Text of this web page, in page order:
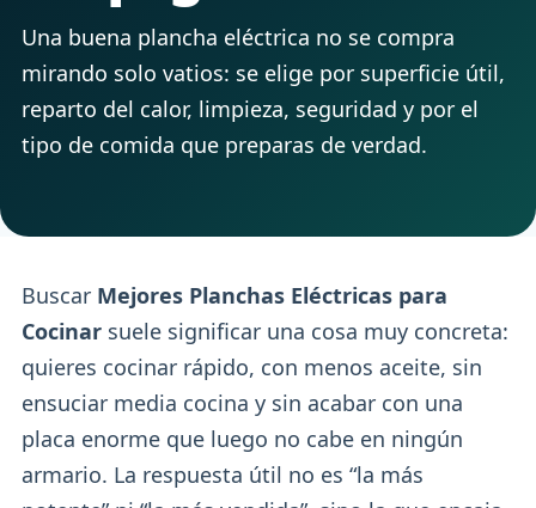
Una buena plancha eléctrica no se compra
mirando solo vatios: se elige por superficie útil,
reparto del calor, limpieza, seguridad y por el
tipo de comida que preparas de verdad.
Buscar Mejores Planchas Eléctricas para
Cocinar suele significar una cosa muy concreta:
quieres cocinar rápido, con menos aceite, sin
ensuciar media cocina y sin acabar con una
placa enorme que luego no cabe en ningún
armario. La respuesta útil no es “la más